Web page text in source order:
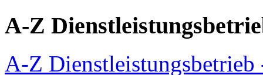
A-Z
A-Z Dienstleistungsbetrieb